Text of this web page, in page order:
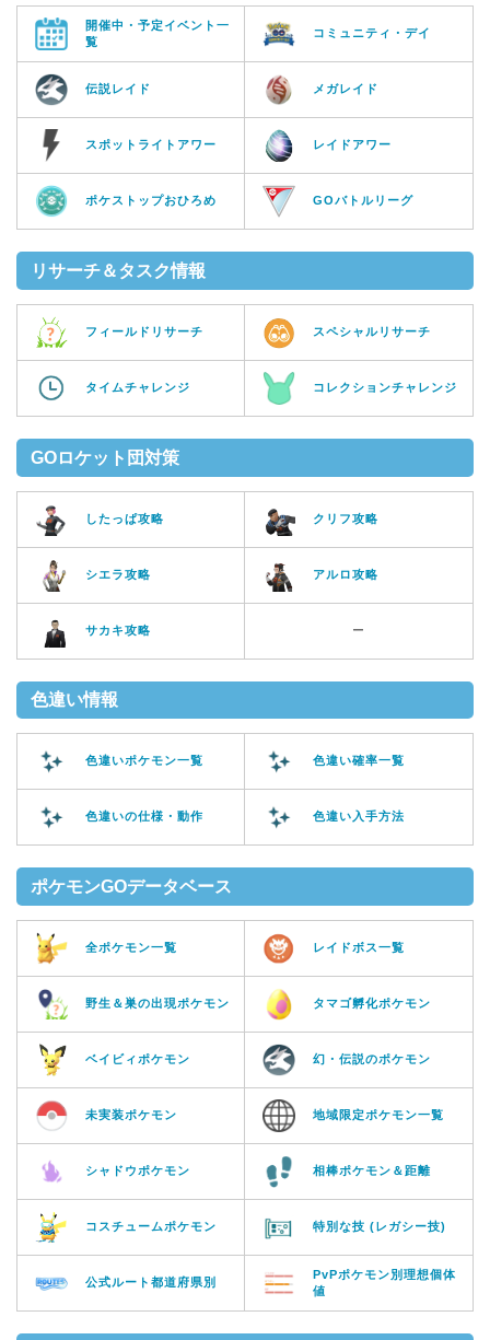
開催中・予定イベント一
覧
コミュニティ・デイ
伝説レイド メガレイド
スポットライトアワー レイドアワー
ポケストップおひろめ GOバトルリーグ
リサーチ＆タスク情報
フィールドリサーチ スペシャルリサーチ
タイムチャレンジ コレクションチャレンジ
GOロケット団対策
したっぱ攻略 クリフ攻略
シエラ攻略 アルロ攻略
サカキ攻略 ー
色違い情報
色違いポケモン一覧 色違い確率一覧
色違いの仕様・動作 色違い入手方法
ポケモンGOデータベース
全ポケモン一覧 レイドボス一覧
野生＆巣の出現ポケモン タマゴ孵化ポケモン
ベイビィポケモン 幻・伝説のポケモン
未実装ポケモン 地域限定ポケモン一覧
シャドウポケモン 相棒ポケモン＆距離
コスチュームポケモン 特別な技 (レガシー技)
公式ルート都道府県別
PvPポケモン別理想個体
値